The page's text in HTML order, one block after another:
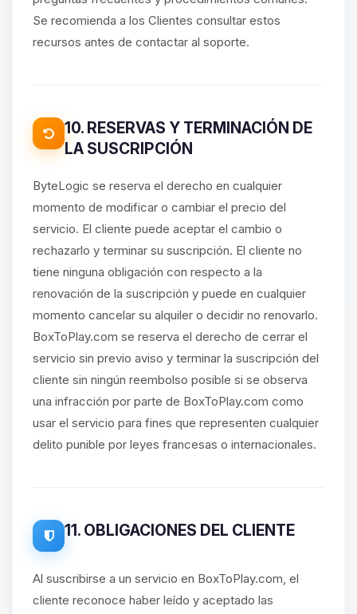
Se recomienda a los Clientes consultar estos
recursos antes de contactar al soporte.
10. RESERVAS Y TERMINACIÓN DE
LA SUSCRIPCIÓN
ByteLogic se reserva el derecho en cualquier
momento de modificar o cambiar el precio del
servicio. El cliente puede aceptar el cambio o
rechazarlo y terminar su suscripción. El cliente no
tiene ninguna obligación con respecto a la
renovación de la suscripción y puede en cualquier
momento cancelar su alquiler o decidir no renovarlo.
BoxToPlay.com se reserva el derecho de cerrar el
servicio sin previo aviso y terminar la suscripción del
cliente sin ningún reembolso posible si se observa
una infracción por parte de BoxToPlay.com como
usar el servicio para fines que representen cualquier
delito punible por leyes francesas o internacionales.
11. OBLIGACIONES DEL CLIENTE
Al suscribirse a un servicio en BoxToPlay.com, el
cliente reconoce haber leído y aceptado las